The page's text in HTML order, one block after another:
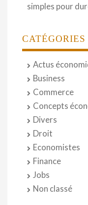
simples pour
CATÉGORIES
Actus
Business
Commerce
Concepts
Divers
Droit
Economistes
Finance
Jobs
Non classé